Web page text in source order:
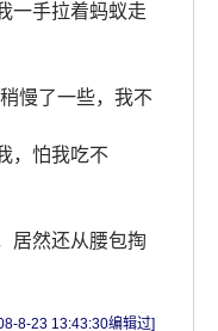
一手拉着蚂蚁走
慢了一些，我不
，怕我吃不
居然还从腰包掏
8-23 13:43:30编辑过]